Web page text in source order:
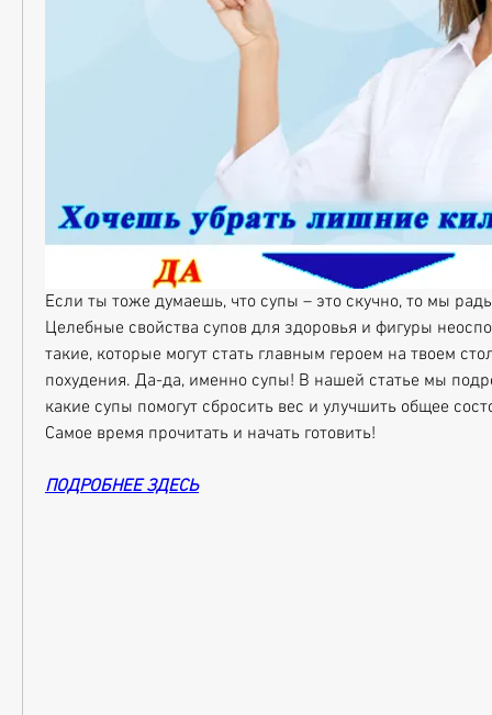
Если ты тоже думаешь, что супы – это скучно, то мы
Целебные свойства супов для здоровья и фигуры
такие, которые могут стать главным героем на твоем
похудения. Да-да, именно супы! В нашей статье мы
какие супы помогут сбросить вес и улучшить общее
Самое время прочитать и начать готовить!
ПОДРОБНЕЕ ЗДЕСЬ